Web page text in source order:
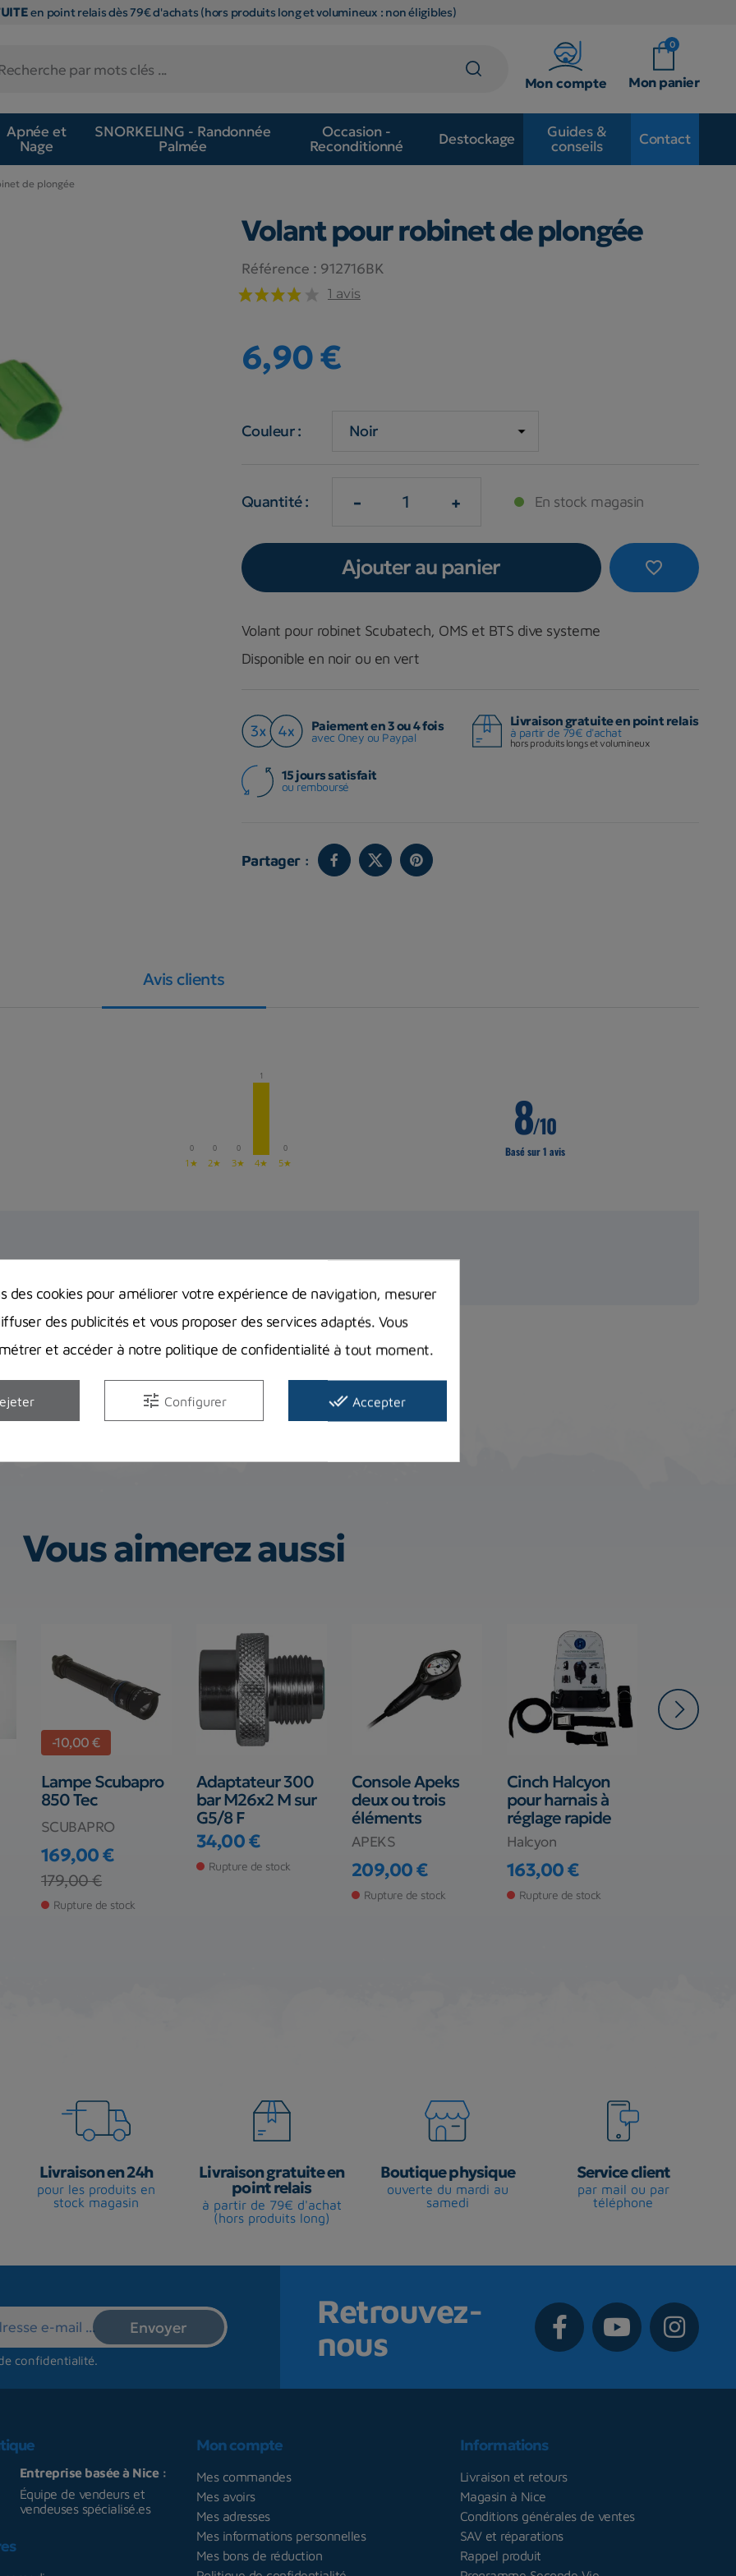
en point relais dès 79€ d'achats (hors produits long et volumineux : non éligibles)
Mon compte
0
Mon panier
Apnée et
Nage
SNORKELING - Randonnée
Palmée
Occasion -
Reconditionné
Destockage
Guides &
conseils
Contact
de plongée
Volant pour robinet de plongée
Référence : 912716BK
1 avis
6,90 €
Couleur :
Quantité : - + En stock magasin
favorite_border
Ajouter au panier
Volant pour robinet Scubatech, OMS et BTS dive systeme
Disponible en noir ou en vert
Paiement en 3 ou 4 fois
avec Oney ou Paypal
Livraison gratuite en point relais
à partir de 79€ d'achat
hors produits longs et volumineux
15 jours satisfait
ou remboursé
Partager :
Avis clients
0
1★
0
2★
0
3★
1
4★
0
5★
8/10
Basé sur 1 avis
Vous aimerez aussi
-10,00 €
Lampe Scubapro
850 Tec
SCUBAPRO
Prix
169,00 €
Prix de base
179,00 €
Rupture de stock
Adaptateur 300
bar M26x2 M sur
G5/8 F
Prix
34,00 €
Rupture de stock
Console Apeks
deux ou trois
éléments
APEKS
Prix
209,00 €
Rupture de stock
Cinch Halcyon
pour harnais à
réglage rapide
Halcyon
Prix
163,00 €
Rupture de stock
Livraison en 24h
pour les produits en
stock magasin
Livraison gratuite en
point relais
à partir de 79€ d'achat
(hors produits long)
Boutique physique
ouverte du mardi au
samedi
Service client
par mail ou par
téléphone
confidentialité.
Retrouvez-
nous
Entreprise basée à Nice :
Équipe de vendeurs et
vendeuses spécialisé.es
Mon compte
Mes commandes
Mes avoirs
Mes adresses
Mes informations personnelles
Mes bons de réduction
Informations
Livraison et retours
Magasin à Nice
Conditions générales de ventes
SAV et réparations
Rappel produit
des cookies pour améliorer votre expérience de navigation, mesurer
des publicités et vous proposer des services adaptés. Vous
et accéder à notre politique de confidentialité à tout moment.
tune Configurer done_all Accepter